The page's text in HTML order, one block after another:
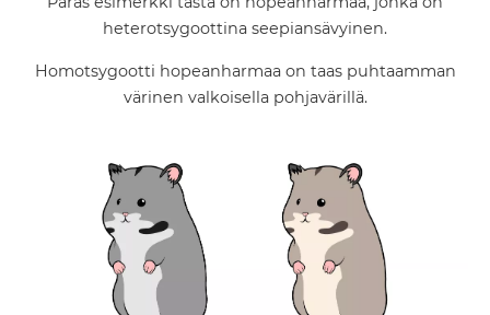
heterotsygoottina seepiansävyinen.
Homotsygootti hopeanharmaa on taas puhtaamman
värinen valkoisella pohjavärillä.